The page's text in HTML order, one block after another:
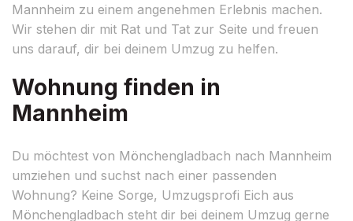
Mannheim zu einem angenehmen Erlebnis machen.
Wir stehen dir mit Rat und Tat zur Seite und freuen
uns darauf, dir bei deinem Umzug zu helfen.
Wohnung finden in
Mannheim
Du möchtest von Mönchengladbach nach Mannheim
umziehen und suchst nach einer passenden
Wohnung? Keine Sorge, Umzugsprofi Eich aus
Mönchengladbach steht dir bei deinem Umzug gerne